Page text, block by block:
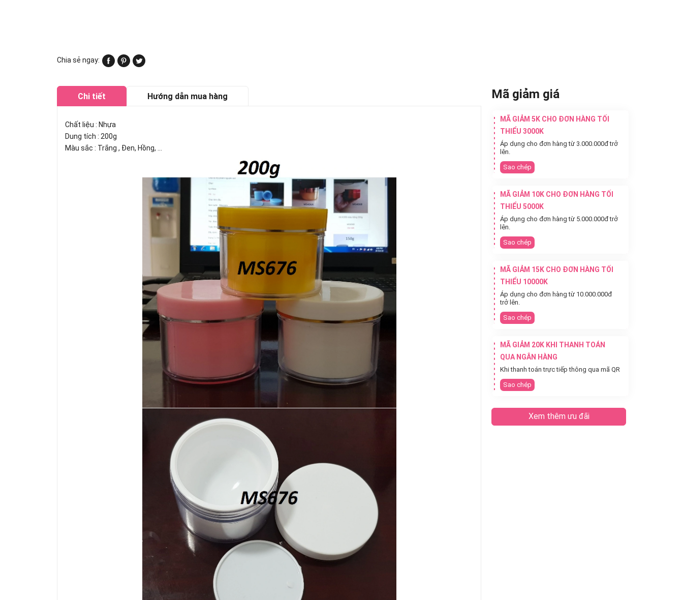
Chia sẻ ngay:
Chi tiết Hướng dẫn mua hàng
Chất liệu : Nhựa
Dung tích : 200g
Màu sắc : Trắng , Đen, Hồng, ...
Mã giảm giá
MÃ GIẢM 5K CHO ĐƠN HÀNG TỐI
THIỂU 3000K
Áp dụng cho đơn hàng từ 3.000.000đ trở
lên.
Sao chép
MÃ GIẢM 10K CHO ĐƠN HÀNG TỐI
THIỂU 5000K
Áp dụng cho đơn hàng từ 5.000.000đ trở
lên.
Sao chép
MÃ GIẢM 15K CHO ĐƠN HÀNG TỐI
THIỂU 10000K
Áp dụng cho đơn hàng từ 10.000.000đ
trở lên.
Sao chép
MÃ GIẢM 20K KHI THANH TOÁN
QUA NGÂN HÀNG
Khi thanh toán trực tiếp thông qua mã QR
Sao chép
Xem thêm ưu đãi